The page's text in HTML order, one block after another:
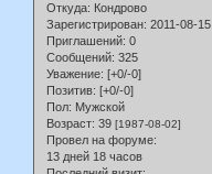
Откуда: Кондрово
Зарегистрирован: 2011-08-15
Приглашений: 0
Сообщений: 325
Уважение: [+0/-0]
Позитив: [+0/-0]
Пол: Мужской
Возраст: 39 [1987-08-02]
Провел на форуме:
13 дней 18 часов